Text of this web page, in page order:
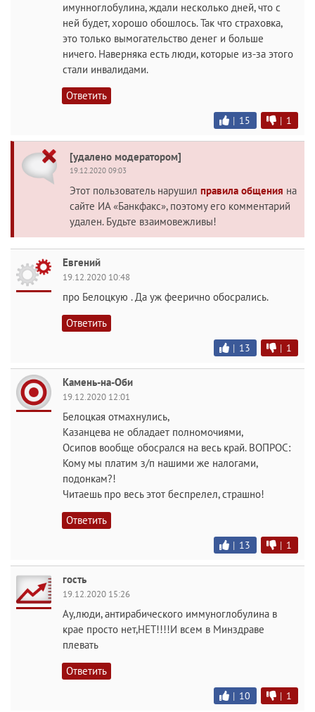
имунноглобулина, ждали несколько дней, что с
ней будет, хорошо обошлось. Так что страховка,
это только вымогательство денег и больше
ничего. Наверняка есть люди, которые из-за этого
стали инвалидами.
Ответить
| 15 | 1
[удалено модератором]
19.12.2020 09:03
Этот пользователь нарушил правила общения на
сайте ИА «Банкфакс», поэтому его комментарий
удален. Будьте взаимовежливы!
Евгений
19.12.2020 10:48
про Белоцкую . Да уж феерично обосрались.
Ответить
| 13 | 1
Камень-на-Оби
19.12.2020 12:01
Белоцкая отмахнулись,
Казанцева не обладает полномочиями,
Осипов вообще обосрался на весь край. ВОПРОС:
Кому мы платим з/п нашими же налогами,
подонкам?!
Читаешь про весь этот беспрелел, страшно!
Ответить
| 13 | 1
гость
19.12.2020 15:26
Ау,люди, антирабического иммуноглобулина в
крае просто нет,НЕТ!!!!И всем в Минздраве
плевать
Ответить
| 10 | 1